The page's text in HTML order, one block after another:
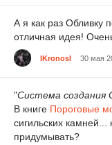
А я как раз Обливку
отличная идея!
IKronosI 30 мая
"Система создания
В книге Пороговые
сигильских
придумывать?